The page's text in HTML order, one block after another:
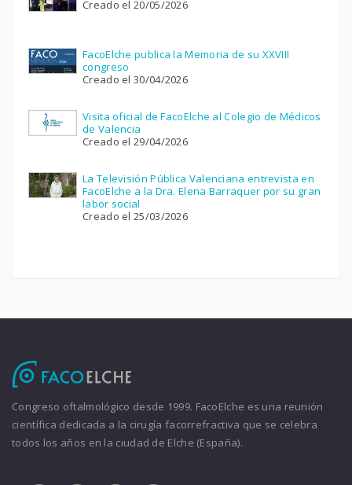
Creado el 20/05/2026
FacoElche publica la Memoria de su XXVIII
congreso
Creado el 30/04/2026
Visita oficial de FacoElche al Colegio de Médicos
de Valencia
Creado el 29/04/2026
La Televisión Pública Valenciana entrevista en
FacoElche a la Dra. Elena Barraquer por su gran
labor social
Creado el 25/03/2026
Congreso oftalmológico desde 1999. FacoElche es una reunión
científica dedicada a la cirugía facorrefractiva que se celebra
todos los años en la ciudad de Elche (España).